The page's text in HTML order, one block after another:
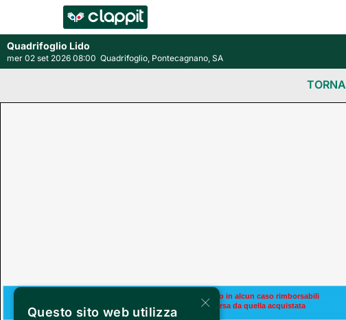
Quadrifoglio Lido
mer 02 set 2026 08:00 Quadrifoglio, Pontecagnano, SA
Le prenotazioni non sono in alcun caso rimborsabili
o utilizzabili su data diversa da quella acquistata
×
Questo sito web utilizza